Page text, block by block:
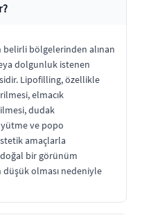
belirli bölgelerinden alınan
dolgunluk istenen
Lipofilling, özellikle
elmacık
dudak
ve popo
amaçlarla
bir görünüm
düşük olması nedeniyle